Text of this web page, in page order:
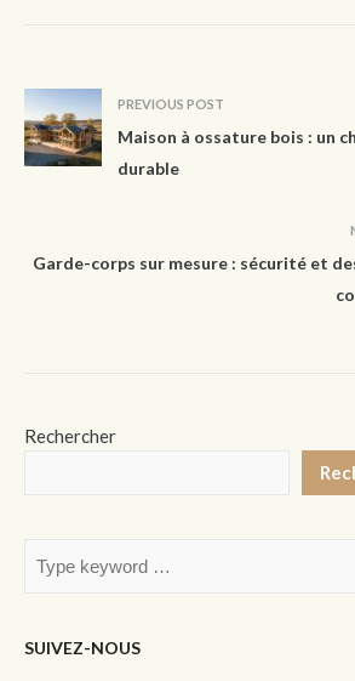
PREVIOUS POST
Maison à ossature bois : un
durable
Garde-corps sur mesure : sécurité et
Rechercher
SUIVEZ-NOUS